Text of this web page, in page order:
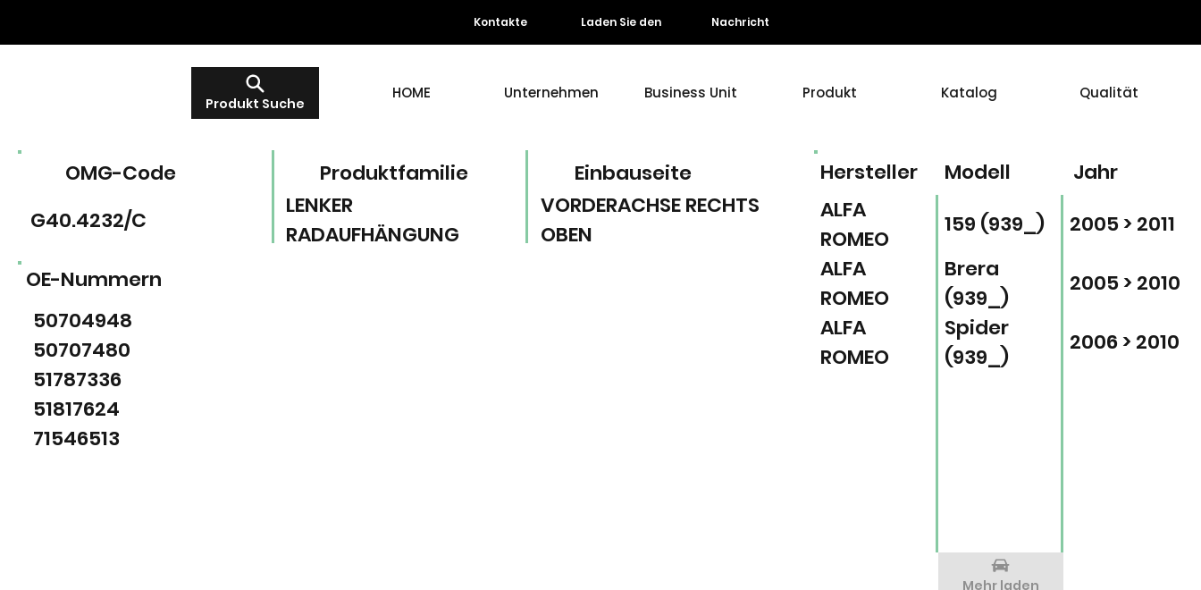
HOME Unternehmen Business Unit Produkt Katalog Qualität
Produkt Suche
Kontakte Laden Sie den Nachricht
Einbauseite
Produktfamilie
OMG-Code
VORDERACHSE RECHTS
OBEN
LENKER
RADAUFHÄNGUNG
G40.4232/C
OE-Nummern
50704948
50707480
51787336
51817624
71546513
Modell Jahr
Hersteller
ALFA
ROMEO
159 (939_)
2005 > 2011
ALFA
ROMEO
Brera
(939_)
2005 > 2010
ALFA
ROMEO
Spider
(939_)
2006 > 2010
Mehr laden